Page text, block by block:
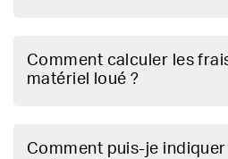
Comment calculer les
matériel loué ?
Comment puis-je indiquer